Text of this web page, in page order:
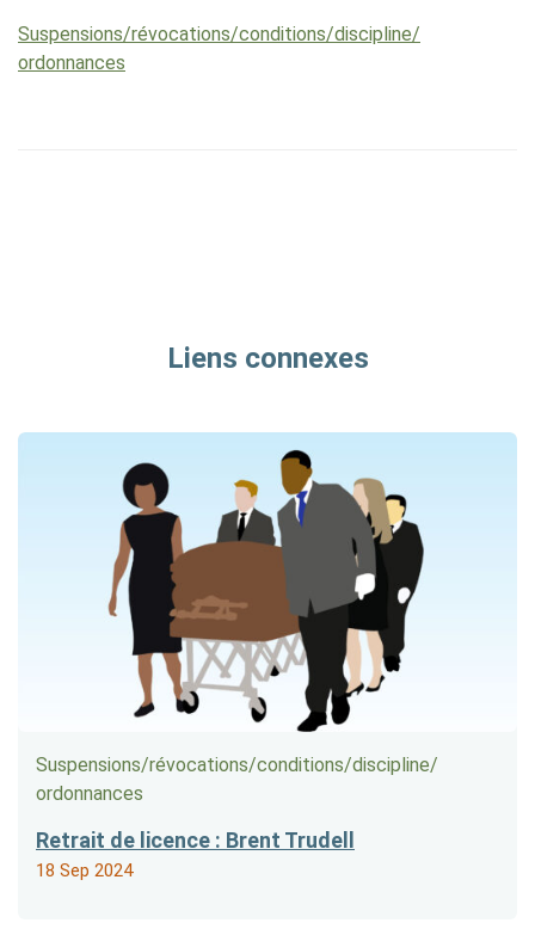
Suspensions/​révocations/​conditions/​discipline/​
ordonnances
Liens connexes
Suspensions/​révocations/​conditions/​discipline/​
ordonnances
Retrait de licence : Brent Trudell
18 Sep 2024